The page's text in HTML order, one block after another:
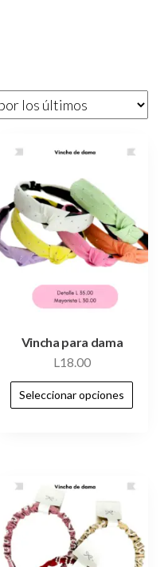
Vincha para dama
L18.00
Seleccionar opciones